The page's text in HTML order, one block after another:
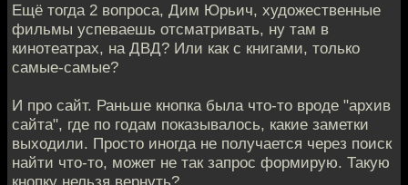
Ещё тогда 2 вопроса, Дим Юрьич, художественные
фильмы успеваешь отсматривать, ну там в
кинотеатрах, на ДВД? Или как с книгами, только
самые-самые?
И про сайт. Раньше кнопка была что-то вроде "архив
сайта", где по годам показывалось, какие заметки
выходили. Просто иногда не получается через поиск
найти что-то, может не так запрос формирую. Такую